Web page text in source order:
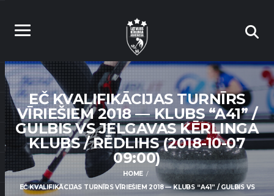
EČ KVALIFIKĀCIJAS TURNĪRS
VĪRIEŠIEM 2018 — KLUBS “A41” /
GULBIS VS JELGAVAS KĒRLINGA
KLUBS / RĒDLIHS (2018-10-07
09:00)
HOME
EČ KVALIFIKĀCIJAS TURNĪRS VĪRIEŠIEM 2018 — KLUBS “A41” / GULBIS VS